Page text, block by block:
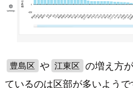
豊島区 や 江東区 の増え方
ているのは区部が多いよう